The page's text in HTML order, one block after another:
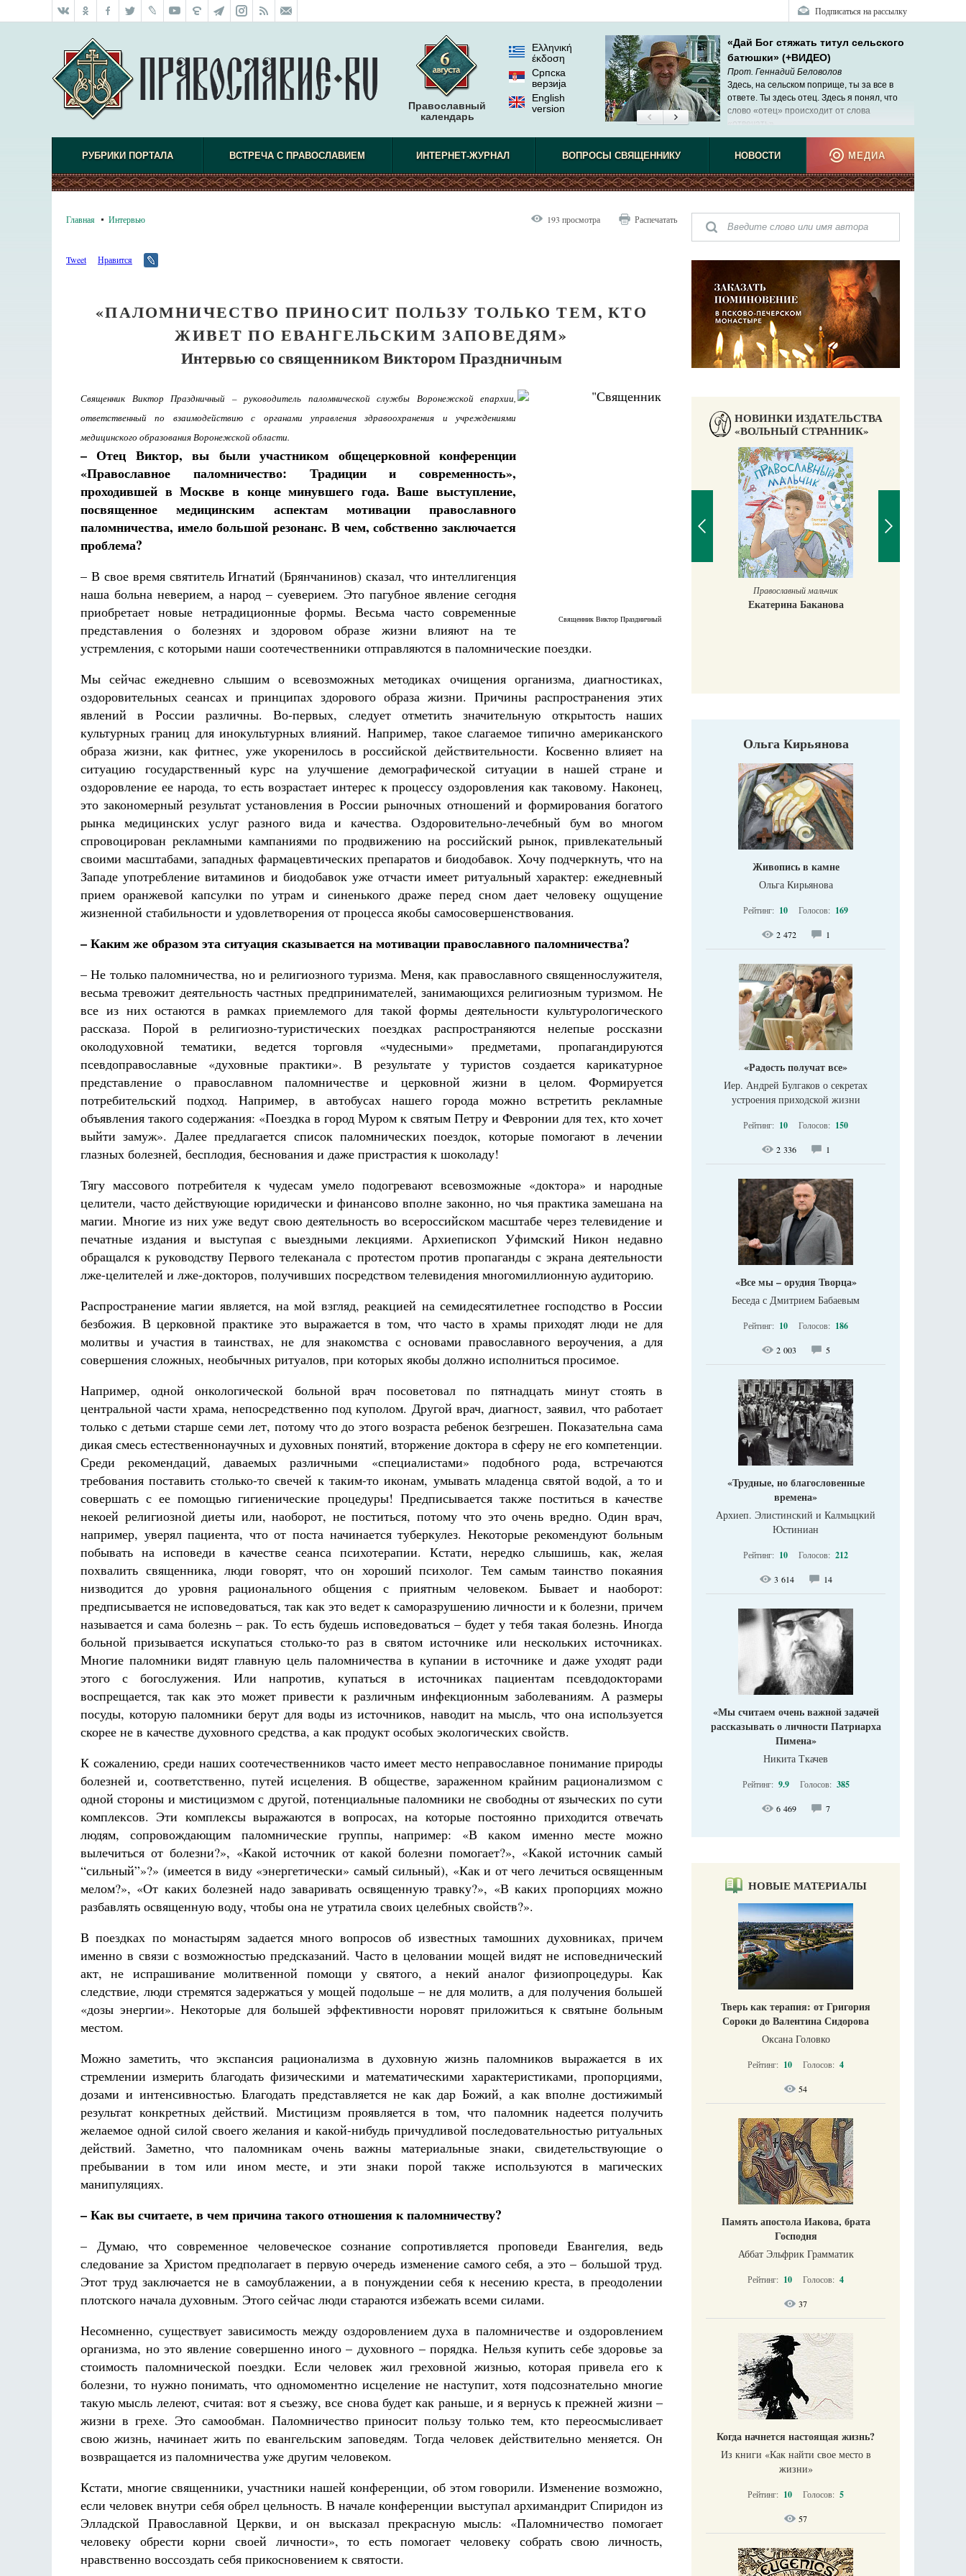
Подписаться на рассылку
Православный
календарь
Ελληνική
έκδοση
Српска
верзиjа
English
version
«Дай Бог стяжать титул сельского
батюшки» (+ВИДЕО)
Прот. Геннадий Беловолов
Здесь, на сельском поприще, ты за все в
ответе. Ты здесь отец. Здесь я понял, что
слово «отец» происходит от слова
«отвечать».
РУБРИКИ ПОРТАЛА ВСТРЕЧА С ПРАВОСЛАВИЕМ ИНТЕРНЕТ-ЖУРНАЛ ВОПРОСЫ СВЯЩЕННИКУ НОВОСТИ МЕДИА
Главная Интервью 193 просмотра Распечатать
Tweet Нравится
«ПАЛОМНИЧЕСТВО ПРИНОСИТ ПОЛЬЗУ ТОЛЬКО ТЕМ, КТО
ЖИВЕТ ПО ЕВАНГЕЛЬСКИМ ЗАПОВЕДЯМ»
Интервью со священником Виктором Праздничным
Священник Виктор Праздничный
Священник Виктор Праздничный – руководитель паломнической службы Воронежской епархии,
ответственный по взаимодействию с органами управления здравоохранения и учреждениями
медицинского образования Воронежской области.
– Отец Виктор, вы были участником общецерковной конференции
«Православное паломничество: Традиции и современность»,
проходившей в Москве в конце минувшего года. Ваше выступление,
посвященное медицинским аспектам мотивации православного
паломничества, имело большой резонанс. В чем, собственно заключается
проблема?
– В свое время святитель Игнатий (Брянчанинов) сказал, что интеллигенция
наша больна неверием, а народ – суеверием. Это пагубное явление сегодня
приобретает новые нетрадиционные формы. Весьма часто современные
представления о болезнях и здоровом образе жизни влияют на те
устремления, с которыми наши соотечественники отправляются в паломнические поездки.
Мы сейчас ежедневно слышим о всевозможных методиках очищения организма, диагностиках,
оздоровительных сеансах и принципах здорового образа жизни. Причины распространения этих
явлений в России различны. Во-первых, следует отметить значительную открытость наших
культурных границ для инокультурных влияний. Например, такое слагаемое типично американского
образа жизни, как фитнес, уже укоренилось в российской действительности. Косвенно влияет на
ситуацию государственный курс на улучшение демографической ситуации в нашей стране и
оздоровление ее народа, то есть возрастает интерес к процессу оздоровления как таковому. Наконец,
это закономерный результат установления в России рыночных отношений и формирования богатого
рынка медицинских услуг разного вида и качества. Оздоровительно-лечебный бум во многом
спровоцирован рекламными кампаниями по продвижению на российский рынок, привлекательный
своими масштабами, западных фармацевтических препаратов и биодобавок. Хочу подчеркнуть, что на
Западе употребление витаминов и биодобавок уже отчасти имеет ритуальный характер: ежедневный
прием оранжевой капсулки по утрам и синенького драже перед сном дает человеку ощущение
жизненной стабильности и удовлетворения от процесса якобы самосовершенствования.
– Каким же образом эта ситуация сказывается на мотивации православного паломничества?
– Не только паломничества, но и религиозного туризма. Меня, как православного священнослужителя,
весьма тревожит деятельность частных предпринимателей, занимающихся религиозным туризмом. Не
все из них остаются в рамках приемлемого для такой формы деятельности культурологического
рассказа. Порой в религиозно-туристических поездках распространяются нелепые россказни
околодуховной тематики, ведется торговля «чудесными» предметами, пропагандируются
псевдоправославные «духовные практики». В результате у туристов создается карикатурное
представление о православном паломничестве и церковной жизни в целом. Формируется
потребительский подход. Например, в автобусах нашего города можно встретить рекламные
объявления такого содержания: «Поездка в город Муром к святым Петру и Февронии для тех, кто хочет
выйти замуж». Далее предлагается список паломнических поездок, которые помогают в лечении
глазных болезней, бесплодия, беснования и даже пристрастия к шоколаду!
Тягу массового потребителя к чудесам умело подогревают всевозможные «доктора» и народные
целители, часто действующие юридически и финансово вполне законно, но чья практика замешана на
магии. Многие из них уже ведут свою деятельность во всероссийском масштабе через телевидение и
печатные издания и выступая с выездными лекциями. Архиепископ Уфимский Никон недавно
обращался к руководству Первого телеканала с протестом против пропаганды с экрана деятельности
лже-целителей и лже-докторов, получивших посредством телевидения многомиллионную аудиторию.
Распространение магии является, на мой взгляд, реакцией на семидесятилетнее господство в России
безбожия. В церковной практике это выражается в том, что часто в храмы приходят люди не для
молитвы и участия в таинствах, не для знакомства с основами православного вероучения, а для
совершения сложных, необычных ритуалов, при которых якобы должно исполниться просимое.
Например, одной онкологической больной врач посоветовал по пятнадцать минут стоять в
центральной части храма, непосредственно под куполом. Другой врач, диагност, заявил, что работает
только с детьми старше семи лет, потому что до этого возраста ребенок безгрешен. Показательна сама
дикая смесь естественнонаучных и духовных понятий, вторжение доктора в сферу не его компетенции.
Среди рекомендаций, даваемых различными «специалистами» подобного рода, встречаются
требования поставить столько-то свечей к таким-то иконам, умывать младенца святой водой, а то и
совершать с ее помощью гигиенические процедуры! Предписывается также поститься в качестве
некоей религиозной диеты или, наоборот, не поститься, потому что это очень вредно. Один врач,
например, уверял пациента, что от поста начинается туберкулез. Некоторые рекомендуют больным
побывать на исповеди в качестве сеанса психотерапии. Кстати, нередко слышишь, как, желая
похвалить священника, люди говорят, что он хороший психолог. Тем самым таинство покаяния
низводится до уровня рационального общения с приятным человеком. Бывает и наоборот:
предписывается не исповедоваться, так как это ведет к саморазрушению личности и к болезни, причем
называется и сама болезнь – рак. То есть будешь исповедоваться – будет у тебя такая болезнь. Иногда
больной призывается искупаться столько-то раз в святом источнике или нескольких источниках.
Многие паломники видят главную цель паломничества в купании в источнике и даже уходят ради
этого с богослужения. Или напротив, купаться в источниках пациентам псевдодокторами
воспрещается, так как это может привести к различным инфекционным заболеваниям. А размеры
посуды, которую паломники берут для воды из источников, наводит на мысль, что она используется
скорее не в качестве духовного средства, а как продукт особых экологических свойств.
К сожалению, среди наших соотечественников часто имеет место неправославное понимание природы
болезней и, соответственно, путей исцеления. В обществе, зараженном крайним рационализмом с
одной стороны и мистицизмом с другой, потенциальные паломники не свободны от языческих по сути
комплексов. Эти комплексы выражаются в вопросах, на которые постоянно приходится отвечать
людям, сопровождающим паломнические группы, например: «В каком именно месте можно
вылечиться от болезни?», «Какой источник от какой болезни помогает?», «Какой источник самый
“сильный”»?» (имеется в виду «энергетически» самый сильный), «Как и от чего лечиться освященным
мелом?», «От каких болезней надо заваривать освященную травку?», «В каких пропорциях можно
разбавлять освященную воду, чтобы она не утратила своих целебных свойств?».
В поездках по монастырям задается много вопросов об известных тамошних духовниках, причем
именно в связи с возможностью предсказаний. Часто в целовании мощей видят не исповеднический
акт, не испрашивание молитвенной помощи у святого, а некий аналог физиопроцедуры. Как
следствие, люди стремятся задержаться у мощей подольше – не для молитв, а для получения большей
«дозы энергии». Некоторые для большей эффективности норовят приложиться к святыне больным
местом.
Можно заметить, что экспансия рационализма в духовную жизнь паломников выражается в их
стремлении измерить благодать физическими и математическими характеристиками, пропорциями,
дозами и интенсивностью. Благодать представляется не как дар Божий, а как вполне достижимый
результат конкретных действий. Мистицизм проявляется в том, что паломник надеется получить
желаемое одной силой своего желания и какой-нибудь причудливой последовательностью ритуальных
действий. Заметно, что паломникам очень важны материальные знаки, свидетельствующие о
пребывании в том или ином месте, и эти знаки порой также используются в магических
манипуляциях.
– Как вы считаете, в чем причина такого отношения к паломничеству?
– Думаю, что современное человеческое сознание сопротивляется проповеди Евангелия, ведь
следование за Христом предполагает в первую очередь изменение самого себя, а это – большой труд.
Этот труд заключается не в самоублажении, а в понуждении себя к несению креста, в преодолении
плотского начала духовным. Этого сейчас люди стараются избежать всеми силами.
Несомненно, существует зависимость между оздоровлением духа в паломничестве и оздоровлением
организма, но это явление совершенно иного – духовного – порядка. Нельзя купить себе здоровье за
стоимость паломнической поездки. Если человек жил греховной жизнью, которая привела его к
болезни, то нужно понимать, что одномоментно исцеление не наступит, хотя подсознательно многие
такую мысль лелеют, считая: вот я съезжу, все снова будет как раньше, и я вернусь к прежней жизни –
жизни в грехе. Это самообман. Паломничество приносит пользу только тем, кто переосмысливает
свою жизнь, начинает жить по евангельским заповедям. Тогда человек действительно меняется. Он
возвращается из паломничества уже другим человеком.
Кстати, многие священники, участники нашей конференции, об этом говорили. Изменение возможно,
если человек внутри себя обрел цельность. В начале конференции выступал архимандрит Спиридон из
Элладской Православной Церкви, и он высказал прекрасную мысль: «Паломничество помогает
человеку обрести корни своей личности», то есть помогает человеку собрать свою личность,
нравственно воссоздать себя прикосновением к святости.
НОВИНКИ ИЗДАТЕЛЬСТВА
«ВОЛЬНЫЙ СТРАННИК»
Как найти своё место в жизни
Кирилл Мурышев
Великомученик Георгий Победоносец. Научись у
Роман Котов
Святитель Николай Сербский
Православный мальчик
Екатерина Баканова
Ольга Кирьянова
Живопись в камне
Ольга Кирьянова
Рейтинг: 10 Голосов: 169
2 472 1
«Радость получат все»
Иер. Андрей Булгаков о секретах
устроения приходской жизни
Рейтинг: 10 Голосов: 150
2 336 1
«Все мы – орудия Творца»
Беседа с Дмитрием Бабаевым
Рейтинг: 10 Голосов: 186
2 003 5
«Трудные, но благословенные
времена»
Архиеп. Элистинский и Калмыцкий
Юстиниан
Рейтинг: 10 Голосов: 212
3 614 14
«Мы считаем очень важной задачей
рассказывать о личности Патриарха
Пимена»
Никита Ткачев
Рейтинг: 9.9 Голосов: 385
6 469 7
НОВЫЕ МАТЕРИАЛЫ
Тверь как терапия: от Григория
Сороки до Валентина Сидорова
Оксана Головко
Рейтинг: 10 Голосов: 4
54
Память апостола Иакова, брата
Господня
Аббат Эльфрик Грамматик
Рейтинг: 10 Голосов: 4
37
Когда начнется настоящая жизнь?
Из книги «Как найти свое место в
жизни​»
Рейтинг: 10 Голосов: 5
57